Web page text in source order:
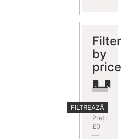
Filter
by
price
Preț
minim
Preț
maxim
FILTREAZĂ
Preț:
£0
—